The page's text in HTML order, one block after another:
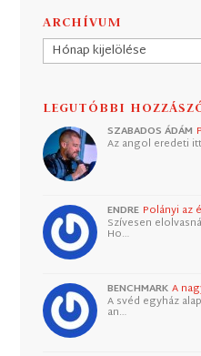
ARCHÍVUM
Archívum
LEGUTÓBBI
SZABADOS ÁDÁM
Az angol eredeti
ENDRE Polányi az
Szívesen
Ho…
BENCHMARK A
A svéd egyház
an…